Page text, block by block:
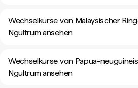
Wechselkurse von Malaysischer
Ngultrum ansehen
Wechselkurse von Papua-
Ngultrum ansehen